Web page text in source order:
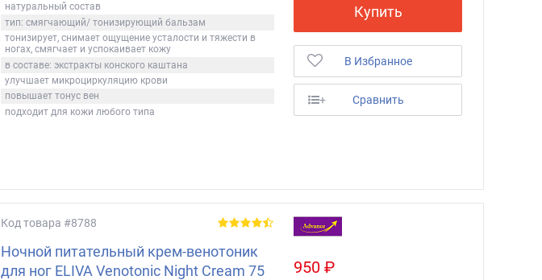
натуральный состав
тип: смягчающий/ тонизирующий бальзам
тонизирует, снимает ощущение усталости и тяжести в
ногах, смягчает и успокаивает кожу
в составе: экстракты конского каштана
улучшает микроциркуляцию крови
повышает тонус вен
подходит для кожи любого типа
Купить
В Избранное
+ Сравнить
Код товара #8788
Ночной питательный крем-венотоник
для ног ELIVA Venotonic Night Cream 75
950 ₽